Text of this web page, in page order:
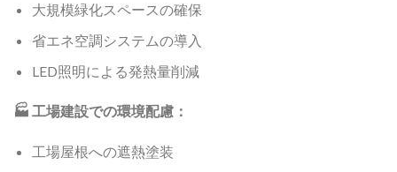
大規模緑化スペースの確保
省エネ空調システムの導入
LED照明による発熱量削減
🏭 工場建設での環境配慮：
工場屋根への遮熱塗装